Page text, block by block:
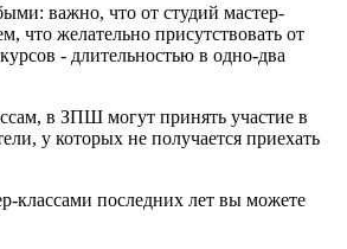
важно, что от студий мастер-
что желательно присутствовать от
- длительностью в одно-два
в ЗПШ могут принять участие в
у которых не получается приехать
классами последних лет вы можете